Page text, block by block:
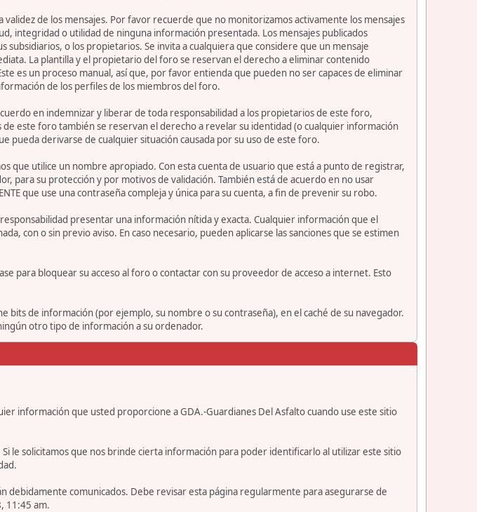
de los mensajes. Por favor recuerde que no monitorizamos activamente los mensajes
integridad o utilidad de ninguna información presentada. Los mensajes publicados
o los propietarios. Se invita a cualquiera que considere que un mensaje
La plantilla y el propietario del foro se reservan el derecho a eliminar contenido
es un proceso manual, así que, por favor entienda que pueden no ser capaces de eliminar
de los perfiles de los miembros del foro.
en indemnizar y liberar de toda responsabilidad a los propietarios de este foro,
este foro también se reservan el derecho a revelar su identidad (o cualquier información
pueda derivarse de cualquier situación causada por su uso de este foro.
que utilice un nombre apropiado. Con esta cuenta de usuario que está a punto de registrar,
para su protección y por motivos de validación. También está de acuerdo en no usar
que use una contraseña compleja y única para su cuenta, a fin de prevenir su robo.
presentar una información nítida y exacta. Cualquier información que el
con o sin previo aviso. En caso necesario, pueden aplicarse las sanciones que se estimen
para bloquear su acceso al foro o contactar con su proveedor de acceso a internet. Esto
de información (por ejemplo, su nombre o su contraseña), en el caché de su navegador.
otro tipo de información a su ordenador.
información que usted proporcione a GDA.-Guardianes Del Asfalto cuando use este sitio
le solicitamos que nos brinde cierta información para poder identificarlo al utilizar este sitio
debidamente comunicados. Debe revisar esta página regularmente para asegurarse de
11:45 am.